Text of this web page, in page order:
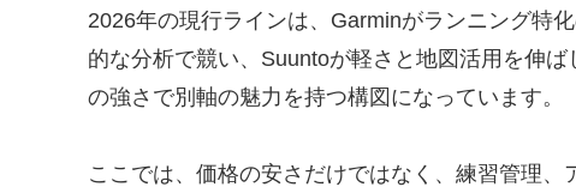
2026年の現行ラインは、Garminがランニング特
的な分析で競い、Suuntoが軽さと地図活用を伸
の強さで別軸の魅力を持つ構図になっています。
ここでは、価格の安さだけではなく、練習管理